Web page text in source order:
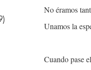
No éramos
Unamos la
Cuando pase